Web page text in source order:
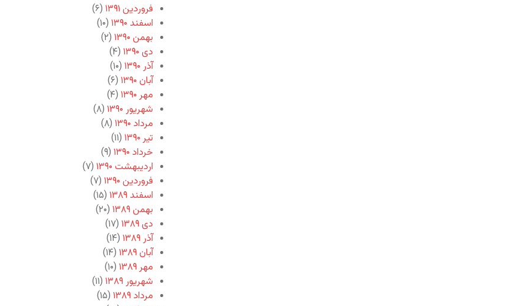
فروردین ۱۳۹۱
(۶)
اسفند ۱۳۹۰
(۱۰)
بهمن ۱۳۹۰
(۲)
دی ۱۳۹۰
(۴)
آذر ۱۳۹۰
(۱۰)
آبان ۱۳۹۰
(۶)
مهر ۱۳۹۰
(۴)
شهریور ۱۳۹۰
(۸)
مرداد ۱۳۹۰
(۸)
تیر ۱۳۹۰
(۱۱)
خرداد ۱۳۹۰
(۹)
اردیبهشت ۱۳۹۰
(۷)
فروردین ۱۳۹۰
(۷)
اسفند ۱۳۸۹
(۱۵)
بهمن ۱۳۸۹
(۲۰)
دی ۱۳۸۹
(۱۷)
آذر ۱۳۸۹
(۱۴)
آبان ۱۳۸۹
(۱۴)
مهر ۱۳۸۹
(۱۰)
شهریور ۱۳۸۹
(۱۱)
مرداد ۱۳۸۹
(۱۵)